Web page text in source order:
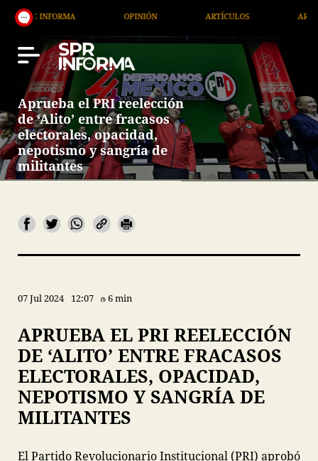
OPINIÓN ARTÍCULOS ARTE /
Aprueba el PRI reelección
de ‘Alito’ entre fracasos
electorales, opacidad,
nepotismo y sangría de
militantes
07 Jul 2024 12:07 6 min
APRUEBA EL PRI REELECCIÓN
DE ‘ALITO’ ENTRE FRACASOS
ELECTORALES, OPACIDAD,
NEPOTISMO Y SANGRÍA DE
MILITANTES
El Partido Revolucionario Institucional (PRI) aprobó